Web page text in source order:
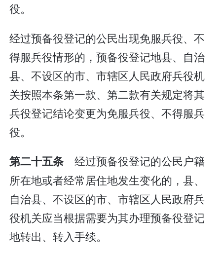
役。
经过预备役登记的公民出现免服兵役、不
得服兵役情形的，预备役登记地县、自治
县、不设区的市、市辖区人民政府兵役机
关按照本条第一款、第二款有关规定将其
兵役登记结论变更为免服兵役、不得服兵
役。
第二十五条经过预备役登记的公民户籍
所在地或者经常居住地发生变化的，县、
自治县、不设区的市、市辖区人民政府兵
役机关应当根据需要为其办理预备役登记
地转出、转入手续。